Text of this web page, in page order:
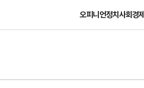
오피니언정치사회경